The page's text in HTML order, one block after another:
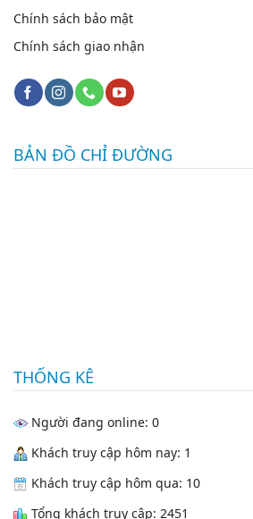
Chính sách bảo mật
Chính sách giao nhận
BẢN ĐỒ CHỈ ĐƯỜNG
THỐNG KÊ
Người đang online: 0
Khách truy cập hôm nay: 1
Khách truy cập hôm qua: 10
Tổng khách truy cập: 2451